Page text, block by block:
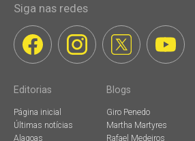
Siga nas redes
Editorias
Página inicial
Últimas notícias
Alagoas
Blogs
Giro Penedo
Martha Martyres
Rafael Medeiros